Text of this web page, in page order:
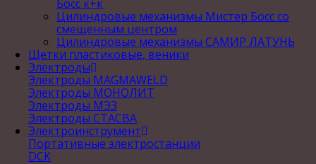
Босс к+к
Цилиндровые механизмы Мистер Босс со
смещенным центром
Цилиндровые механизмы САМИР ЛАТУНЬ
Щетки пластиковые, веники
Электроды
Электроды MAGMAWELD
Электроды МОНОЛИТ
Электроды МЭЗ
Электроды СТАСВА
Электроинструмент
Портативные электростанции
DCK